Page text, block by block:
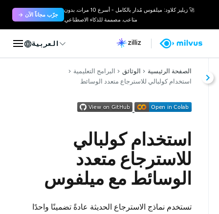
🚀 زيليز كلاود: ميلفوس مُدار بالكامل - أسرع 10 مرات. بدون
متاعب. مصممة للذكاء الاصطناعي.
جرّب مجاناً الآن →
العربية
الصفحة الرئيسية الوثائق
البرامج التعليمية
استخدام كولبالي للاسترجاع متعدد الوسائط
استخدام كولبالي
للاسترجاع متعدد
الوسائط مع ميلفوس
تستخدم نماذج الاسترجاع الحديثة عادةً تضمينًا واحدًا